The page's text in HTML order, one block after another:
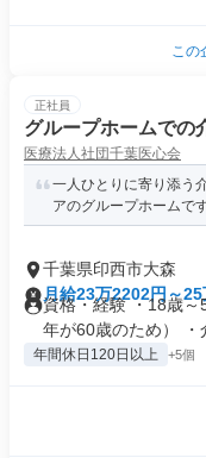
この
正社員
グループホームでの
医療法人社団千葉医心会
一人ひとりに寄り添う
アのグループホームで
千葉県印西市大森
月給23万2202円～
資格・経験 ・18歳
年が60歳のため） ・
年間休日120日以上 +5個